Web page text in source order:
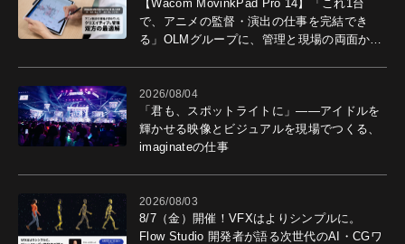
【Wacom MovinkPad Pro 14】「これ1台
で、アニメの監督・演出の仕事を完結でき
る」OLMグループに、管理と現場の両面から
2026/08/04
「君も、スポットライトに」――アイドルを
輝かせる映像とビジュアルを現場でつくる、
imaginateの仕事
2026/08/03
8/7（金）開催！VFXはよりシンプルに。
Flow Studio 開発者が語る次世代のAI・CGワ